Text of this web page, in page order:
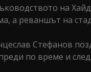
на
а реваншът на
Стефанов
по време и